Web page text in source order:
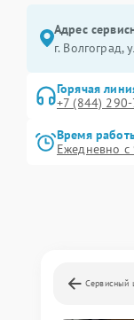
Адрес
г. Волгоград,
Горячая
+7 (844)
Время
Ежедневно
Сервисный